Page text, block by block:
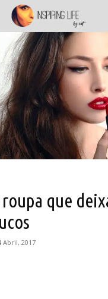
que
Abril, 2017